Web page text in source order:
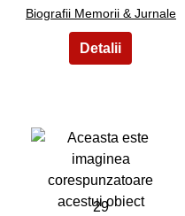
Biografii Memorii & Jurnale
29